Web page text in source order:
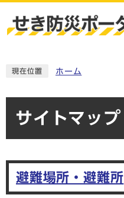
現在位置 ホーム
サイトマップ
避難場所・避難所